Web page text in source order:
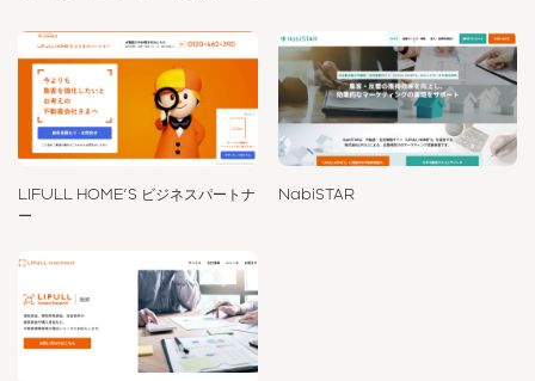
LIFULL HOME'S ビジネスパートナ
ー
NabiSTAR